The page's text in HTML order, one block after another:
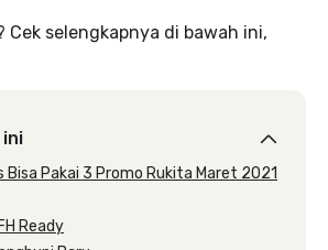
Cek selengkapnya di bawah ini,
ini
Bisa Pakai 3 Promo Rukita Maret 2021
Ready